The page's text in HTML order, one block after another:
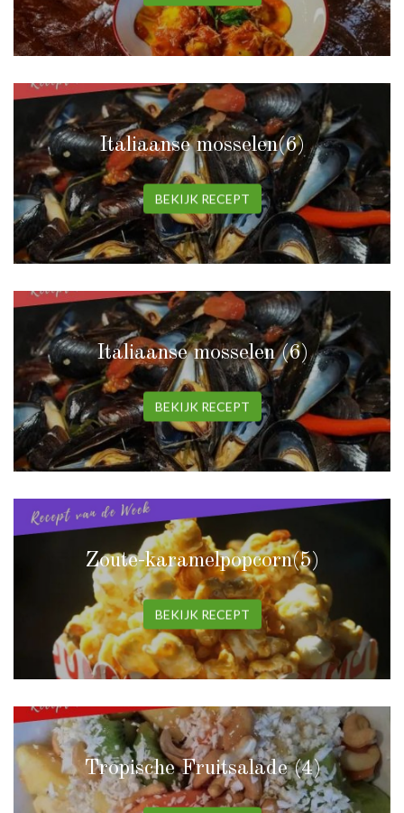
Italiaanse mosselen(6)
BEKIJK RECEPT
Italiaanse mosselen (6)
BEKIJK RECEPT
Zoute-karamelpopcorn(5)
BEKIJK RECEPT
Tropische Fruitsalade (4)